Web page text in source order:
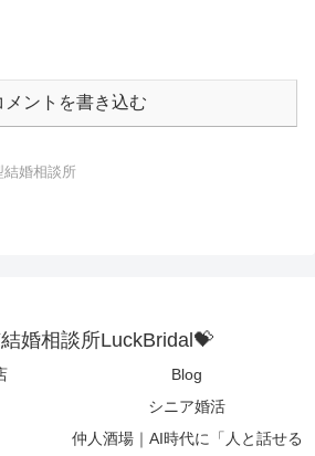
メントを書き込む
結婚相談所
婚相談所LuckBridal💝
Blog
シニア婚活
仲人酒場｜AI時代に「人と話せる